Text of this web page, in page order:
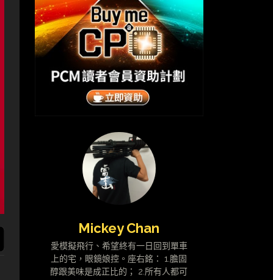
Mickey Chan
愛模擬飛行、希望終有一日回到單車
上的宅，眼鏡娘控。座右銘： 1.膽固
醇跟美味是成正比的； 2.所有人都可